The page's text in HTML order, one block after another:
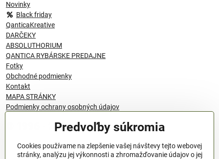
Novinky
Black friday
QanticaKreative
DARČEKY
ABSOLUTHORIUM
QANTICA RYBÁRSKE PREDAJNE
Fotky
Obchodné podmienky
Kontakt
MAPA STRÁNKY
Podmienky ochrany osobných údajov
© 1996 - 2024 QANTICA S.R.O
Predvoľby súkromia
Cookies používame na zlepšenie vašej návštevy tejto webovej
stránky, analýzu jej výkonnosti a zhromažďovanie údajov o jej